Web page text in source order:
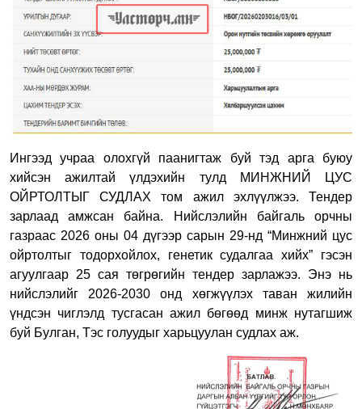
Ингээд учраа олохгүй паанигтаж буй тэд арга буюу
хийсэн ажилтай үлдэхийн тулд МИНЖНИЙ ЦУС
ОЙРТОЛТЫГ СУДЛАХ том ажил эхлүүлжээ. Тендер
зарлаад амжсан байна. Нийслэлийн байгаль орчны
газраас 2026 оны 04 дүгээр сарын 29-нд “Минжний цус
ойртолтыг тодорхойлох, генетик судалгаа хийх” гэсэн
агуулгаар 25 сая төгрөгийн тендер зарлажээ. Энэ нь
нийслэлийг 2026-2030 онд хөгжүүлэх таван жилийн
үндсэн чиглэлд тусгасан ажил бөгөөд минж нутагшиж
буй Булган, Тэс голуудыг харьцуулан судлах аж.